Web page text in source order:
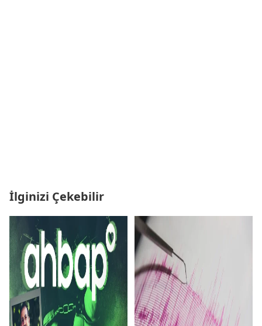
İlginizi Çekebilir